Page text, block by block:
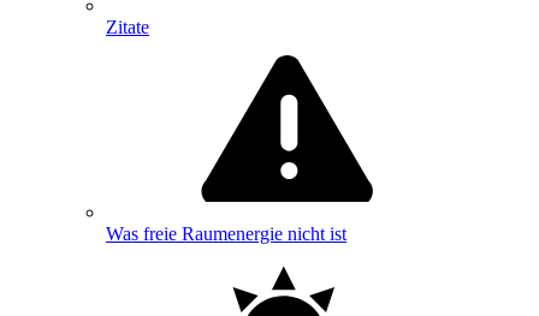
Zitate
Was freie Raumenergie nicht ist